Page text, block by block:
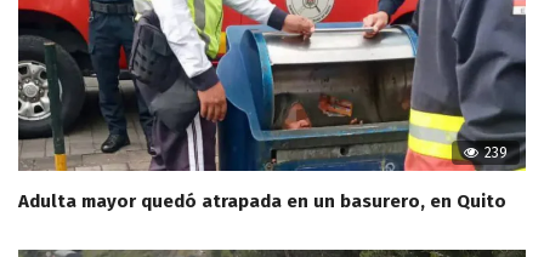
239
Adulta mayor quedó atrapada en un basurero, en Quito